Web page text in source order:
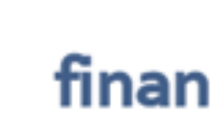
Jobs und Stellenangebote im
Bereich Finanzen